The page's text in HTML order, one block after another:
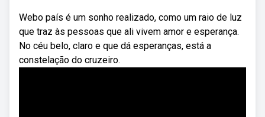
Webo país é um sonho realizado, como um raio de luz
que traz às pessoas que ali vivem amor e esperança.
No céu belo, claro e que dá esperanças, está a
constelação do cruzeiro.